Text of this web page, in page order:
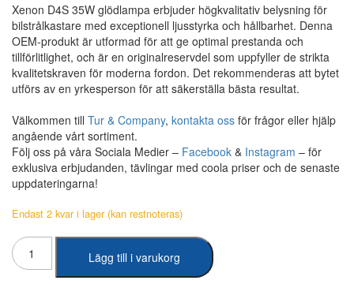
Xenon D4S 35W glödlampa erbjuder högkvalitativ belysning för
bilstrålkastare med exceptionell ljusstyrka och hållbarhet. Denna
OEM-produkt är utformad för att ge optimal prestanda och
tillförlitlighet, och är en originalreservdel som uppfyller de strikta
kvalitetskraven för moderna fordon. Det rekommenderas att bytet
utförs av en yrkesperson för att säkerställa bästa resultat.
Välkommen till Tur & Company, kontakta oss för frågor eller hjälp
angående vårt sortiment.
Följ oss på våra Sociala Medier – Facebook & Instagram – för
exklusiva erbjudanden, tävlingar med coola priser och de senaste
uppdateringarna!
Endast 2 kvar i lager (kan restnoteras)
Osram
-
Xenon
Lägg till i varukorg